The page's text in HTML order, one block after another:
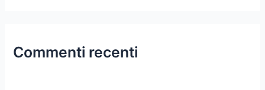
Commenti recenti